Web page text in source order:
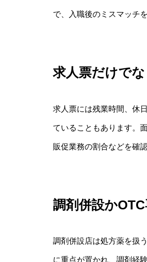
で、入職後のミスマッチ
求人票だけで
求人票には残業時間、休
ていることもあります。
販促業務の割合などを確
調剤併設か
調剤併設店は処方薬を扱
に重点が置かれ、調剤経